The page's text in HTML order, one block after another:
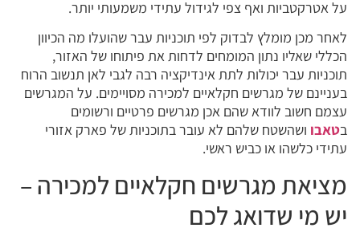
על אטרקטביות ואף צפי לגידול עתידי משמעותי יותר.
לאחר מכן מומלץ לבדוק לפי תוכניות עבר שהועלו מה הכיוון
הכללי שאליו נתון המומחים לדחות את פיתוחו של האזור,
תוכניות עבר יכולות לתת אינדיקציה רבה לגבי לאן תנשוב הרוח
בעניינם של מגרשים חקלאיים למכירה מסויימים. על המגרשים
עצמם חשוב לוודא שהם אכן מגרשים פרטיים ורשומים
בטאבו ושהשטח שלהם לא עובר בתוכניות של פארק אזורי
עתידי כלשהו או כביש ראשי.
מציאת מגרשים חקלאיים למכירה –
יש מי שדואג לכם